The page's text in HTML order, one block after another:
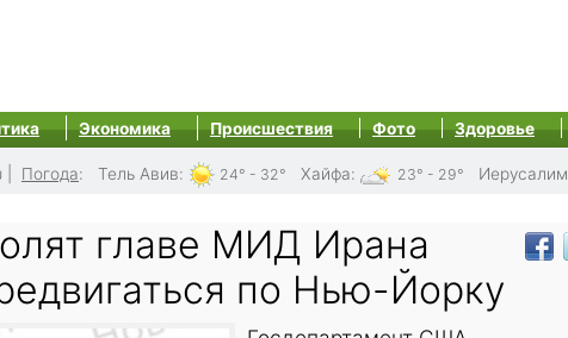
Экономика Происшествия Фото Здоровье
Погода: Тель Авив: 24° - 32° Хайфа: 23° - 29° Иерусалим
главе МИД Ирана
по Нью-Йорку